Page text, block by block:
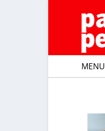
MENU